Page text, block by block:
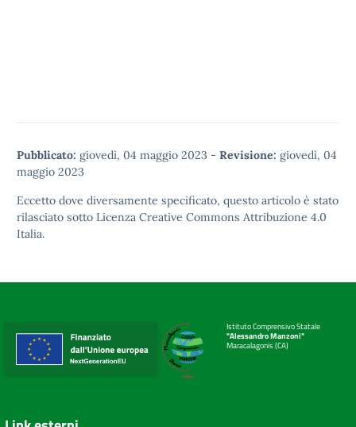
Pubblicato: giovedì, 04 maggio 2023 - Revisione: giovedì, 04
maggio 2023
Eccetto dove diversamente specificato, questo articolo è stato
rilasciato sotto Licenza Creative Commons Attribuzione 4.0
Italia.
Istituto Comprensivo Statale
"Alessandro Manzoni"
Maracalagonis (CA)